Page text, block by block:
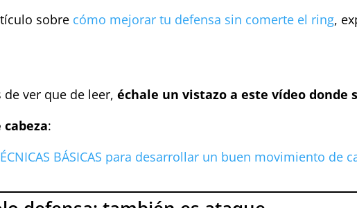
sobre cómo mejorar tu defensa sin comerte el ring,
de ver que de leer,échale un vistazo a este vídeo donde
:
BÁSICAS para desarrollar un buen movimiento de